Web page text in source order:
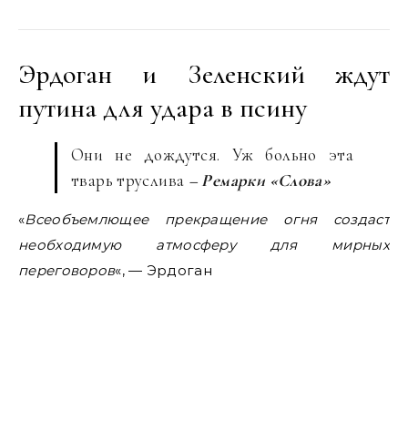
Эрдоган и Зеленский ждут
путина для удара в псину
Они не дождутся. Уж больно эта
тварь труслива – Ремарки «Слова»
«Всеобъемлющее прекращение огня создаст
необходимую атмосферу для мирных
переговоров«, — Эрдоган